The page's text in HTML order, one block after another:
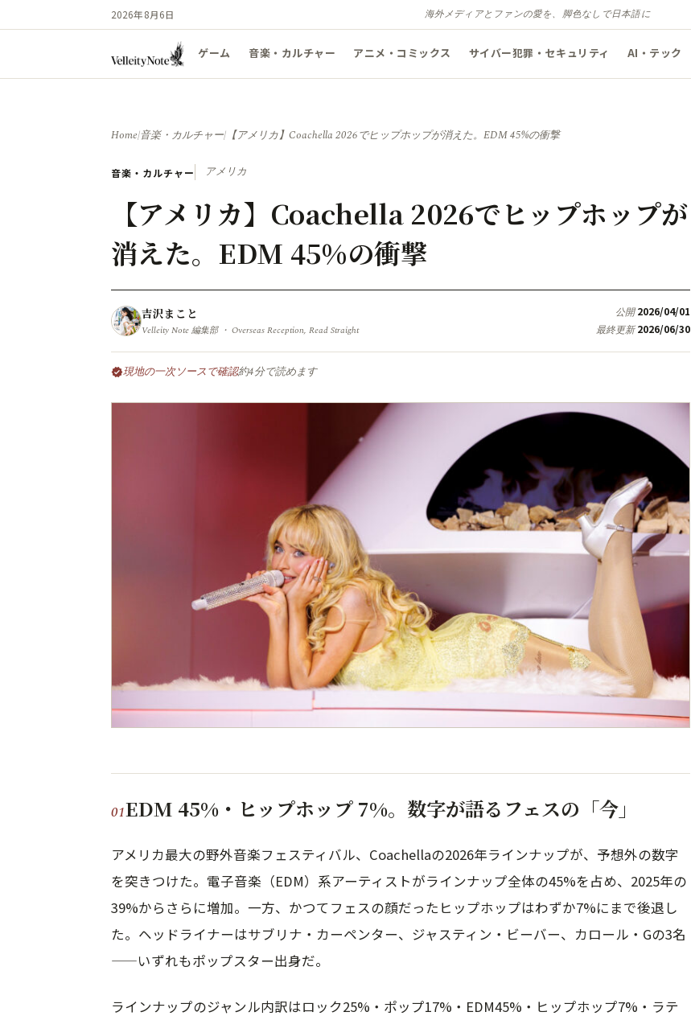
2026年8月6日 海外メディアとファンの愛を、脚色なしで日本語に
ゲーム 音楽・カルチャー アニメ・コミックス サイバー犯罪・セキュリティ AI・テック
Home/音楽・カルチャー/ 【アメリカ】Coachella 2026でヒップホップが消えた。EDM 45%の衝撃
音楽・カルチャー アメリカ
【アメリカ】Coachella 2026でヒップホップが
消えた。EDM 45%の衝撃
吉沢まこと
Velleity Note 編集部 ・ Overseas Reception, Read Straight
公開2026/04/01
最終更新2026/06/30
verified現地の一次ソースで確認約4分で読めます
EDM 45%・ヒップホップ 7%。数字が語るフェスの「今」
アメリカ最大の野外音楽フェスティバル、Coachellaの2026年ラインナップが、予想外の数字
を突きつけた。電子音楽（EDM）系アーティストがラインナップ全体の45%を占め、2025年の
39%からさらに増加。一方、かつてフェスの顔だったヒップホップはわずか7%にまで後退し
た。ヘッドライナーはサブリナ・カーペンター、ジャスティン・ビーバー、カロール・Gの3名
——いずれもポップスター出身だ。
ラインナップのジャンル内訳はロック25%・ポップ17%・EDM45%・ヒップホップ7%・ラテ